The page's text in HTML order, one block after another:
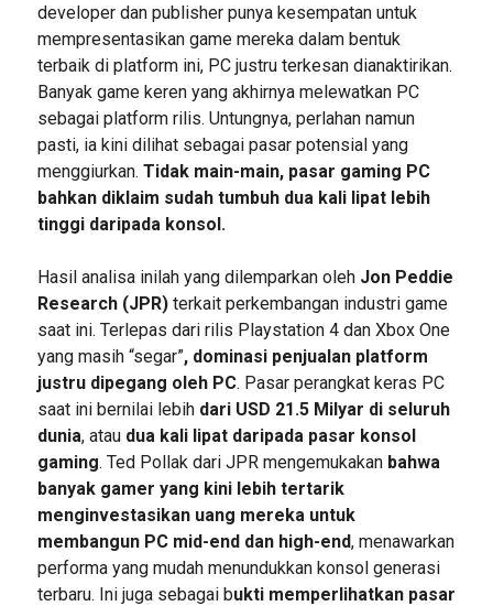
developer dan publisher punya kesempatan untuk
mempresentasikan game mereka dalam bentuk
terbaik di platform ini, PC justru terkesan dianaktirikan.
Banyak game keren yang akhirnya melewatkan PC
sebagai platform rilis. Untungnya, perlahan namun
pasti, ia kini dilihat sebagai pasar potensial yang
menggiurkan. Tidak main-main, pasar gaming PC
bahkan diklaim sudah tumbuh dua kali lipat lebih
tinggi daripada konsol.
Hasil analisa inilah yang dilemparkan oleh Jon Peddie
Research (JPR)terkait perkembangan industri game
saat ini. Terlepas dari rilis Playstation 4 dan Xbox One
yang masih “segar”, dominasi penjualan platform
justru dipegang oleh PC. Pasar perangkat keras PC
saat ini bernilai lebih dari USD 21.5 Milyar di seluruh
dunia, ataudua kali lipat daripada pasar konsol
gaming. Ted Pollak dari JPR mengemukakan bahwa
banyak gamer yang kini lebih tertarik
menginvestasikan uang mereka untuk
membangun PC mid-end dan high-end, menawarkan
performa yang mudah menundukkan konsol generasi
terbaru. Ini juga sebagai bukti memperlihatkan pasar